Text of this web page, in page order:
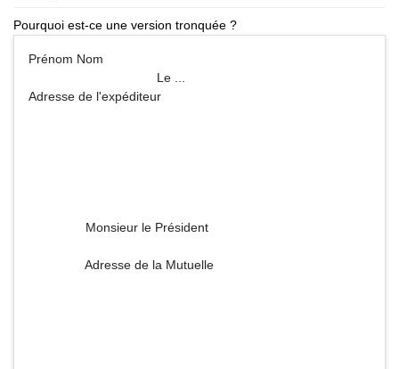
Pourquoi est-ce une version tronquée ?
Prénom Nom
Le ...
Adresse de l'expéditeur
Monsieur le Président
Adresse de la Mutuelle